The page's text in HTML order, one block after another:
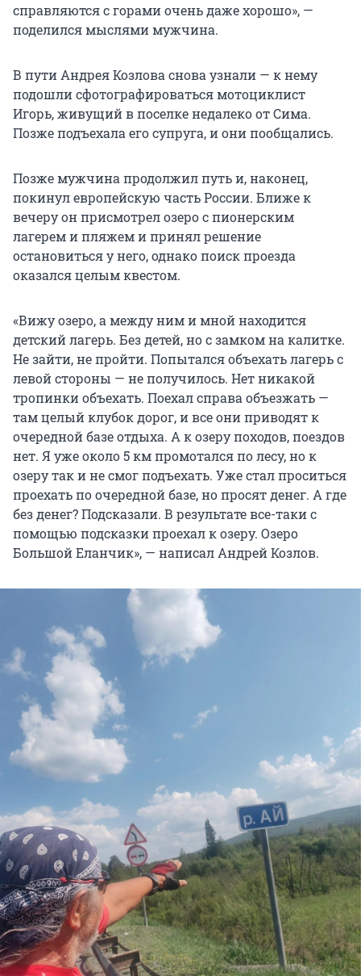
справляются с горами очень даже хорошо», —
поделился мыслями мужчина.
В пути Андрея Козлова снова узнали — к нему
подошли сфотографироваться мотоциклист
Игорь, живущий в поселке недалеко от Сима.
Позже подъехала его супруга, и они пообщались.
Позже мужчина продолжил путь и, наконец,
покинул европейскую часть России. Ближе к
вечеру он присмотрел озеро с пионерским
лагерем и пляжем и принял решение
остановиться у него, однако поиск проезда
оказался целым квестом.
«Вижу озеро, а между ним и мной находится
детский лагерь. Без детей, но с замком на калитке.
Не зайти, не пройти. Попытался объехать лагерь с
левой стороны — не получилось. Нет никакой
тропинки объехать. Поехал справа объезжать —
там целый клубок дорог, и все они приводят к
очередной базе отдыха. А к озеру походов, поездов
нет. Я уже около 5 км промотался по лесу, но к
озеру так и не смог подъехать. Уже стал проситься
проехать по очередной базе, но просят денег. А где
без денег? Подсказали. В результате все-таки с
помощью подсказки проехал к озеру. Озеро
Большой Еланчик», — написал Андрей Козлов.